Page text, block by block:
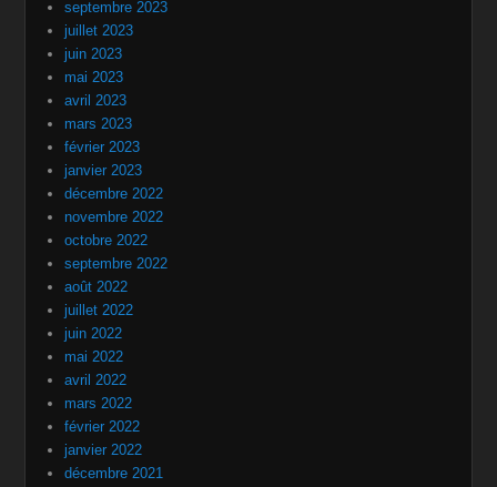
septembre 2023
juillet 2023
juin 2023
mai 2023
avril 2023
mars 2023
février 2023
janvier 2023
décembre 2022
novembre 2022
octobre 2022
septembre 2022
août 2022
juillet 2022
juin 2022
mai 2022
avril 2022
mars 2022
février 2022
janvier 2022
décembre 2021